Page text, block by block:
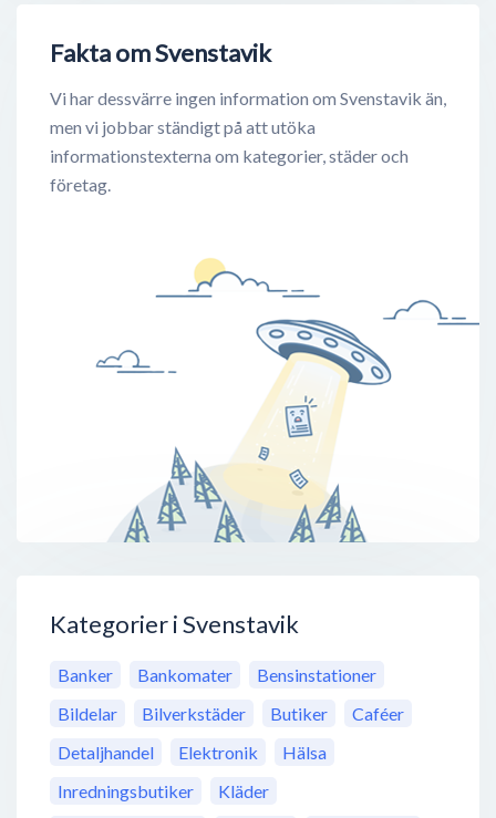
Fakta om Svenstavik
Vi har dessvärre ingen information om Svenstavik än,
men vi jobbar ständigt på att utöka
informationstexterna om kategorier, städer och
företag.
Kategorier i Svenstavik
Banker Bankomater
Bensinstationer
Bildelar
Bilverkstäder Butiker
Caféer
Detaljhandel
Elektronik
Hälsa
Inredningsbutiker
Kläder